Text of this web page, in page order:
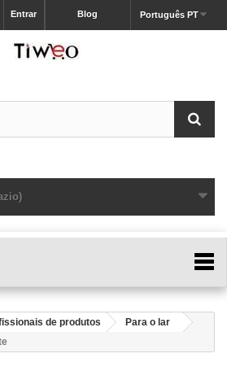
Português PT
Blog
Entrar
de produtos
Para o lar